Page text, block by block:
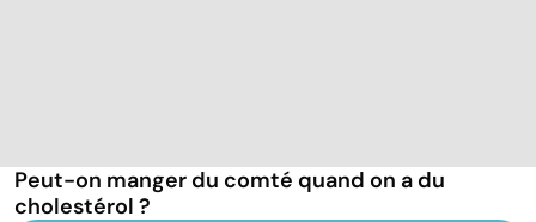
Peut-on manger du comté quand on a du
cholestérol ?